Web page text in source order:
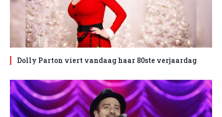
Dolly Parton viert vandaag haar 80ste verjaardag